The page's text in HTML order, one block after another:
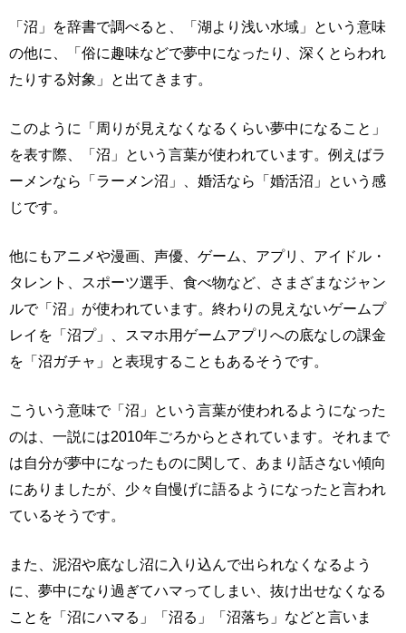
「沼」を辞書で調べると、「湖より浅い水域」という意味
の他に、「俗に趣味などで夢中になったり、深くとらわれ
たりする対象」と出てきます。
このように「周りが見えなくなるくらい夢中になること」
を表す際、「沼」という言葉が使われています。例えばラ
ーメンなら「ラーメン沼」、婚活なら「婚活沼」という感
じです。
他にもアニメや漫画、声優、ゲーム、アプリ、アイドル・
タレント、スポーツ選手、食べ物など、さまざまなジャン
ルで「沼」が使われています。終わりの見えないゲームプ
レイを「沼プ」、スマホ用ゲームアプリへの底なしの課金
を「沼ガチャ」と表現することもあるそうです。
こういう意味で「沼」という言葉が使われるようになった
のは、一説には2010年ごろからとされています。それまで
は自分が夢中になったものに関して、あまり話さない傾向
にありましたが、少々自慢げに語るようになったと言われ
ているそうです。
また、泥沼や底なし沼に入り込んで出られなくなるよう
に、夢中になり過ぎてハマってしまい、抜け出せなくなる
ことを「沼にハマる」「沼る」「沼落ち」などと言いま